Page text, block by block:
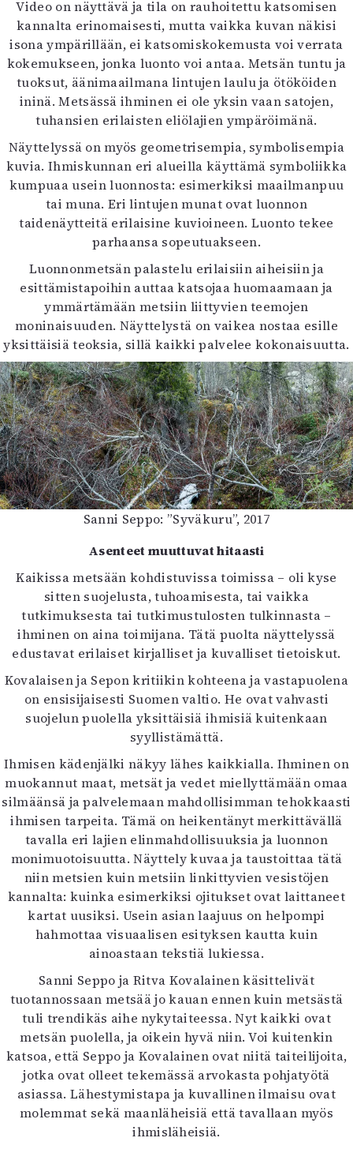
Video on näyttävä ja tila on rauhoitettu katsomisen
kannalta erinomaisesti, mutta vaikka kuvan näkisi
isona ympärillään, ei katsomiskokemusta voi verrata
kokemukseen, jonka luonto voi antaa. Metsän tuntu ja
tuoksut, äänimaailmana lintujen laulu ja ötököiden
ininä. Metsässä ihminen ei ole yksin vaan satojen,
tuhansien erilaisten eliölajien ympäröimänä.
Näyttelyssä on myös geometrisempia, symbolisempia
kuvia. Ihmiskunnan eri alueilla käyttämä symboliikka
kumpuaa usein luonnosta: esimerkiksi maailmanpuu
tai muna. Eri lintujen munat ovat luonnon
taidenäytteitä erilaisine kuvioineen. Luonto tekee
parhaansa sopeutuakseen.
Luonnonmetsän palastelu erilaisiin aiheisiin ja
esittämistapoihin auttaa katsojaa huomaamaan ja
ymmärtämään metsiin liittyvien teemojen
moninaisuuden. Näyttelystä on vaikea nostaa esille
yksittäisiä teoksia, sillä kaikki palvelee kokonaisuutta.
Sanni Seppo: ”Syväkuru”, 2017
Asenteet muuttuvat hitaasti
Kaikissa metsään kohdistuvissa toimissa – oli kyse
sitten suojelusta, tuhoamisesta, tai vaikka
tutkimuksesta tai tutkimustulosten tulkinnasta –
ihminen on aina toimijana. Tätä puolta näyttelyssä
edustavat erilaiset kirjalliset ja kuvalliset tietoiskut.
Kovalaisen ja Sepon kritiikin kohteena ja vastapuolena
on ensisijaisesti Suomen valtio. He ovat vahvasti
suojelun puolella yksittäisiä ihmisiä kuitenkaan
syyllistämättä.
Ihmisen kädenjälki näkyy lähes kaikkialla. Ihminen on
muokannut maat, metsät ja vedet miellyttämään omaa
silmäänsä ja palvelemaan mahdollisimman tehokkaasti
ihmisen tarpeita. Tämä on heikentänyt merkittävällä
tavalla eri lajien elinmahdollisuuksia ja luonnon
monimuotoisuutta. Näyttely kuvaa ja taustoittaa tätä
niin metsien kuin metsiin linkittyvien vesistöjen
kannalta: kuinka esimerkiksi ojitukset ovat laittaneet
kartat uusiksi. Usein asian laajuus on helpompi
hahmottaa visuaalisen esityksen kautta kuin
ainoastaan tekstiä lukiessa.
Sanni Seppo ja Ritva Kovalainen käsittelivät
tuotannossaan metsää jo kauan ennen kuin metsästä
tuli trendikäs aihe nykytaiteessa. Nyt kaikki ovat
metsän puolella, ja oikein hyvä niin. Voi kuitenkin
katsoa, että Seppo ja Kovalainen ovat niitä taiteilijoita,
jotka ovat olleet tekemässä arvokasta pohjatyötä
asiassa. Lähestymistapa ja kuvallinen ilmaisu ovat
molemmat sekä maanläheisiä että tavallaan myös
ihmisläheisiä.